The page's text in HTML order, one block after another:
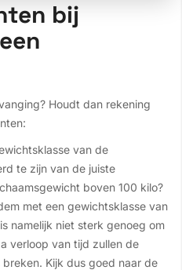
bij
Houdt dan rekening
van de
te zijn van de juiste
boven 100 kilo?
met een gewichtsklasse van
namelijk niet sterk genoeg om
verloop van tijd zullen de
Kijk dus goed naar de